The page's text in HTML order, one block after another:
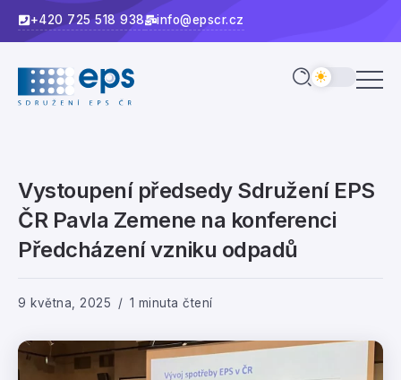
+420 725 518 938 info@epscr.cz
Vystoupení předsedy Sdružení EPS
ČR Pavla Zemene na konferenci
Předcházení vzniku odpadů
9 května, 2025 1 minuta čtení